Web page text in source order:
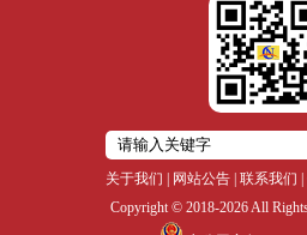
关于我们 | 网站公告 | 联系我们 |
Copyright © 2018-2026 All